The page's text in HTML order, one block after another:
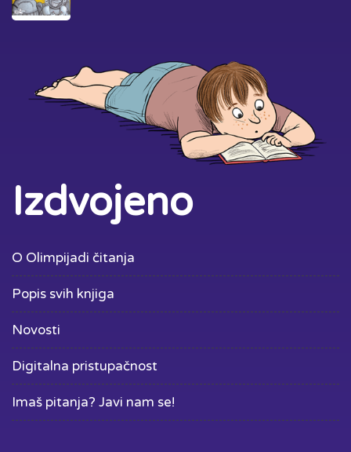
Izdvojeno
O Olimpijadi čitanja
Popis svih knjiga
Novosti
Digitalna pristupačnost
Imaš pitanja? Javi nam se!